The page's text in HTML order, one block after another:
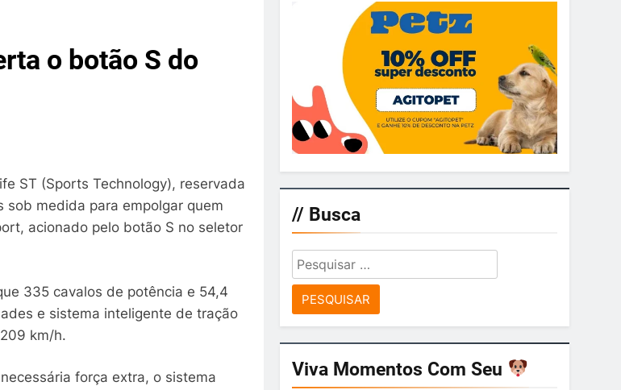
o botão S do
ST (Sports Technology), reservada
medida para empolgar quem
acionado pelo botão S no seletor
335 cavalos de potência e 54,4
e sistema inteligente de tração
km/h.
força extra, o sistema
// Busca
Pesquisar
por:
Viva Momentos Com Seu